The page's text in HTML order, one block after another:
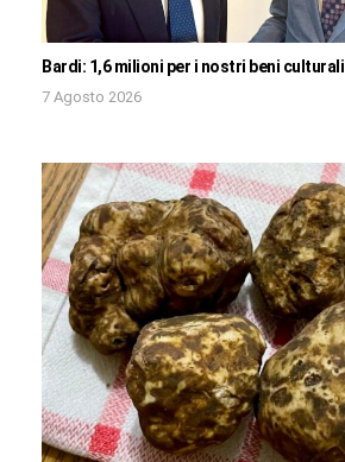
Bardi: 1,6 milioni per i nostri beni culturali
7 Agosto 2026